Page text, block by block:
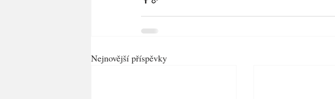
Nejnovější příspěvky